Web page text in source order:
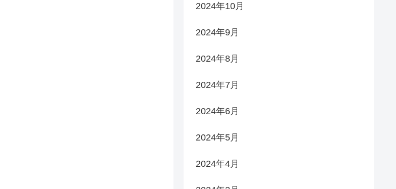
2024年10月
2024年9月
2024年8月
2024年7月
2024年6月
2024年5月
2024年4月